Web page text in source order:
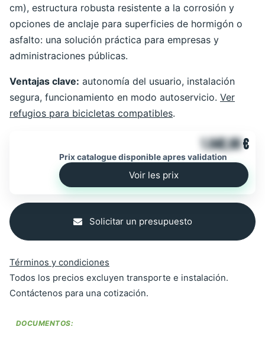
cm), estructura robusta resistente a la corrosión y
opciones de anclaje para superficies de hormigón o
asfalto: una solución práctica para empresas y
administraciones públicas.
Ventajas clave: autonomía del usuario, instalación
segura, funcionamiento en modo autoservicio. Ver
refugios para bicicletas compatibles.
1.842,00€
Prix catalogue disponible apres validation
Voir les prix
Solicitar un presupuesto
Términos y condiciones
Todos los precios excluyen transporte e instalación.
Contáctenos para una cotización.
DOCUMENTOS: